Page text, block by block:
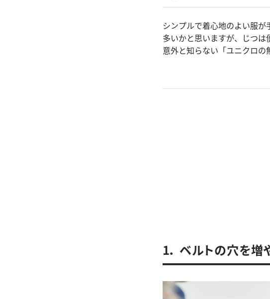
シンプルで着心地のよい服
多いかと思いますが、じつ
意外と知らない「ユニクロの
1． ベルトの穴を増